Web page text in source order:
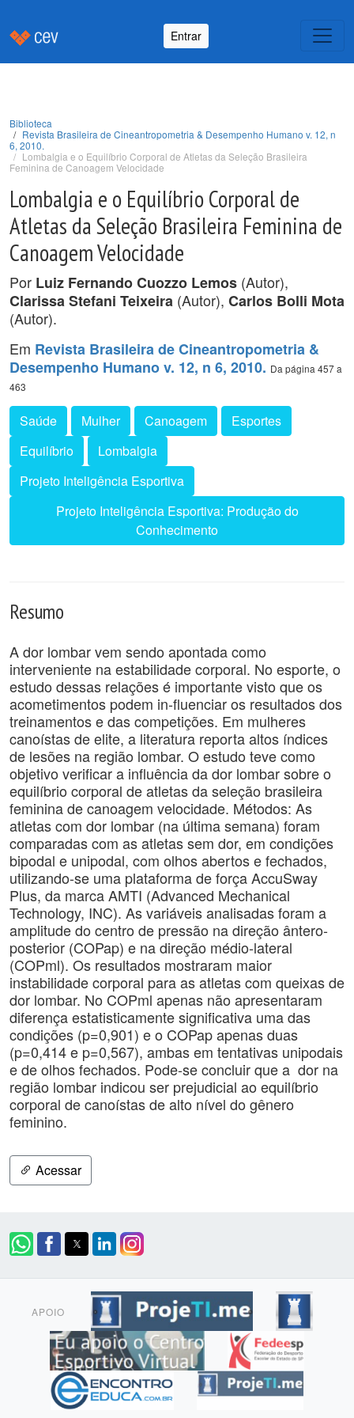
Entrar
Biblioteca
Revista Brasileira de Cineantropometria & Desempenho Humano v. 12, n
6, 2010.
Lombalgia e o Equilíbrio Corporal de Atletas da Seleção Brasileira
Feminina de Canoagem Velocidade
Lombalgia e o Equilíbrio Corporal de
Atletas da Seleção Brasileira Feminina de
Canoagem Velocidade
Por Luiz Fernando Cuozzo Lemos (Autor),
Clarissa Stefani Teixeira (Autor), Carlos Bolli Mota
(Autor).
Em Revista Brasileira de Cineantropometria &
Desempenho Humano v. 12, n 6, 2010. Da página 457 a
463
Saúde Mulher Canoagem
Esportes
Equilíbrio
Lombalgia
Projeto Inteligência Esportiva
Projeto Inteligência Esportiva: Produção do
Conhecimento
Resumo
A dor lombar vem sendo apontada como
interveniente na estabilidade corporal. No esporte, o
estudo dessas relações é importante visto que os
acometimentos podem in-fluenciar os resultados dos
treinamentos e das competições. Em mulheres
canoístas de elite, a literatura reporta altos índices
de lesões na região lombar. O estudo teve como
objetivo verificar a influência da dor lombar sobre o
equilíbrio corporal de atletas da seleção brasileira
feminina de canoagem velocidade. Métodos: As
atletas com dor lombar (na última semana) foram
comparadas com as atletas sem dor, em condições
bipodal e unipodal, com olhos abertos e fechados,
utilizando-se uma plataforma de força AccuSway
Plus, da marca AMTI (Advanced Mechanical
Technology, INC). As variáveis analisadas foram a
amplitude do centro de pressão na direção ântero-
posterior (COPap) e na direção médio-lateral
(COPml). Os resultados mostraram maior
instabilidade corporal para as atletas com queixas de
dor lombar. No COPml apenas não apresentaram
diferença estatisticamente significativa uma das
condições (p=0,901) e o COPap apenas duas
(p=0,414 e p=0,567), ambas em tentativas unipodais
e de olhos fechados. Pode-se concluir que a dor na
região lombar indicou ser prejudicial ao equilíbrio
corporal de canoístas de alto nível do gênero
feminino.
Acessar
APOIO